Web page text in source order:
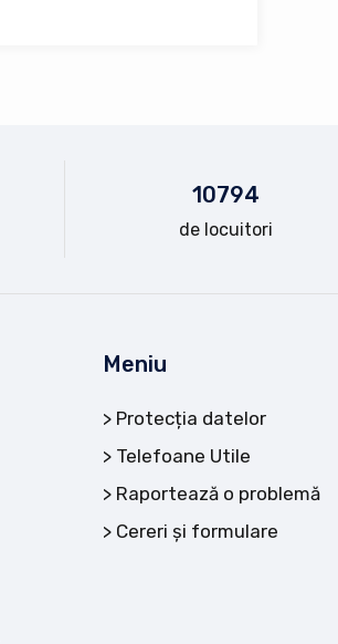
10794
de locuitori
Meniu
Protecția datelor
Telefoane Utile
Raportează o problemă
Cereri și formulare